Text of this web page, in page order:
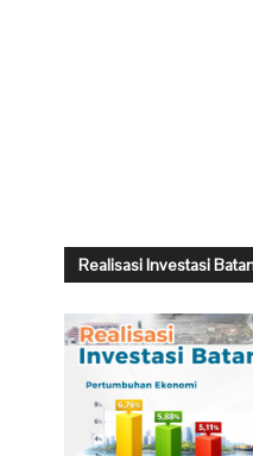
Realisasi Investasi